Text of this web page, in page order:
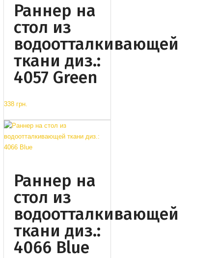
Раннер на
стол из
водоотталкивающей
ткани диз.:
4057 Green
338 грн.
Раннер на
стол из
водоотталкивающей
ткани диз.:
4066 Blue